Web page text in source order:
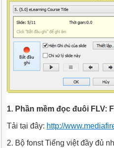
1. Phần mềm đọc đuôi FLV:
Tải tại đây: http://
2. Bộ fonst Tiếng việt đầy đủ